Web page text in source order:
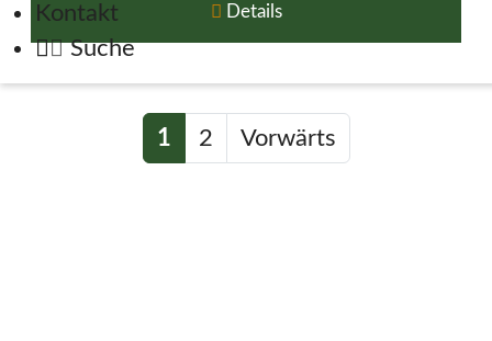
Kontakt
Suche
Details
1 2 Vorwärts